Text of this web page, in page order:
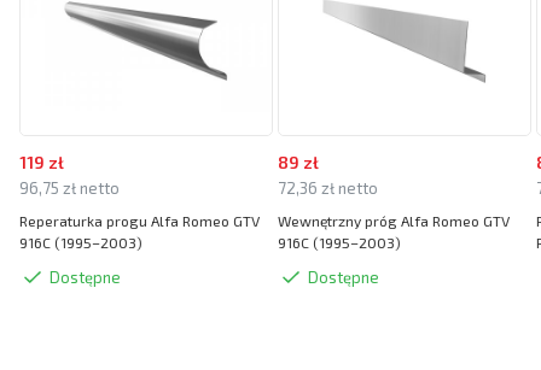
119 zł
96,75 zł netto
Reperaturka progu Alfa Romeo GTV
916C (1995–2003)
Dostępne
89 zł
72,36 zł netto
Wewnętrzny próg Alfa Romeo GTV
916C (1995–2003)
Dostępne